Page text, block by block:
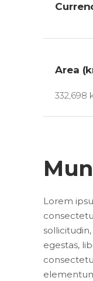
Area
332,698
Lorem
egestas,